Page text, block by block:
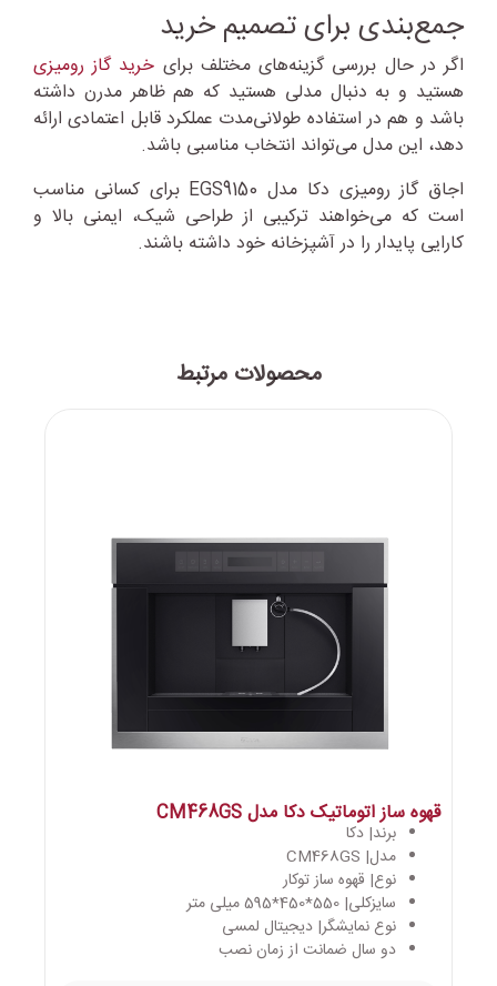
جمع‌بندی برای تصمیم خرید
اگر در حال بررسی گزینه‌های مختلف برای خرید گاز رومیزی
هستید و به دنبال مدلی هستید که هم ظاهر مدرن داشته
باشد و هم در استفاده طولانی‌مدت عملکرد قابل اعتمادی ارائه
دهد، این مدل می‌تواند انتخاب مناسبی باشد.
اجاق گاز رومیزی دکا مدل EGS9150 برای کسانی مناسب
است که می‌خواهند ترکیبی از طراحی شیک، ایمنی بالا و
کارایی پایدار را در آشپزخانه خود داشته باشند.
محصولات مرتبط
قهوه ساز اتوماتیک دکا مدل CM468GS
برند| دکا
مدل| CM468GS
نوع| قهوه ساز توکار
سایزکلی| 550*450*595 میلی متر
نوع نمایشگر| دیجیتال لمسی
دو سال ضمانت از زمان نصب